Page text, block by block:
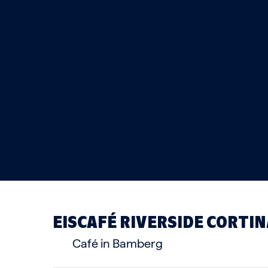
EISCAFÉ RIVERSIDE
Café in Bamberg